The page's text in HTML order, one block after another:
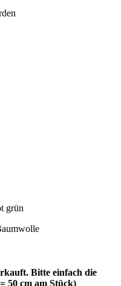
grün
Bitte einfach die
50 cm am Stück)